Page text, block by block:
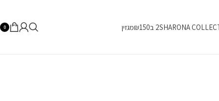
SHARONA2 ב₪150 מגזין 0